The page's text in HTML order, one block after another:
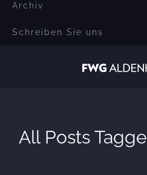
Archiv
Schreiben Sie uns
All Posts